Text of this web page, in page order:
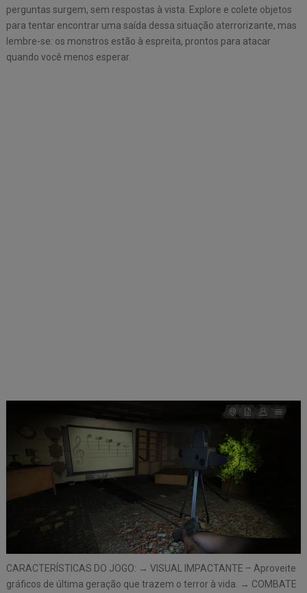
perguntas surgem, sem respostas à vista. Explore e colete objetos
para tentar encontrar uma saída dessa situação aterrorizante, mas
lembre-se: os monstros estão à espreita, prontos para atacar
quando você menos esperar.
CARACTERÍSTICAS DO JOGO: → VISUAL IMPACTANTE – Aproveite
gráficos de última geração que trazem o terror à vida. → COMBATE